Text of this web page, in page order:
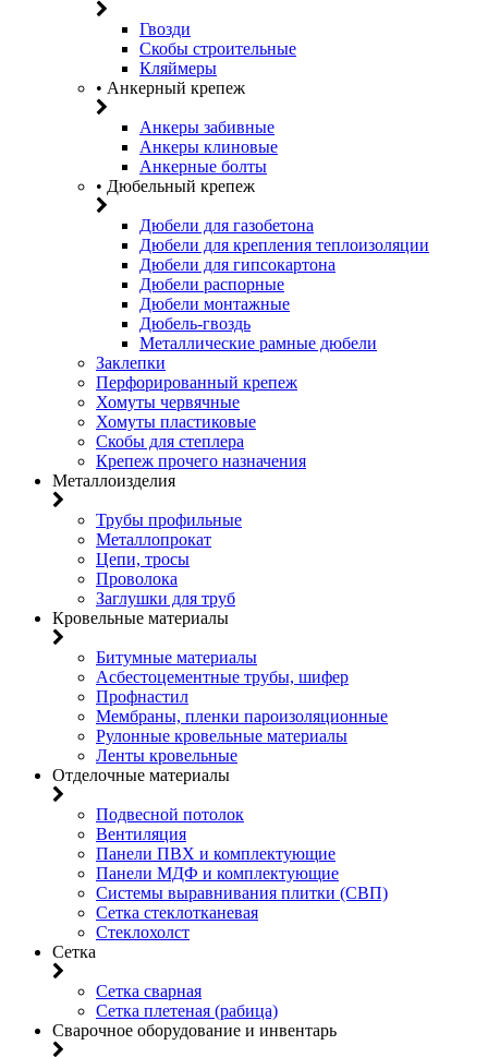
Гвозди
Скобы строительные
Кляймеры
• Анкерный крепеж
Анкеры забивные
Анкеры клиновые
Анкерные болты
• Дюбельный крепеж
Дюбели для газобетона
Дюбели для крепления теплоизоляции
Дюбели для гипсокартона
Дюбели распорные
Дюбели монтажные
Дюбель-гвоздь
Металлические рамные дюбели
Заклепки
Перфорированный крепеж
Хомуты червячные
Хомуты пластиковые
Скобы для степлера
Крепеж прочего назначения
Металлоизделия
Трубы профильные
Металлопрокат
Цепи, тросы
Проволока
Заглушки для труб
Кровельные материалы
Битумные материалы
Асбестоцементные трубы, шифер
Профнастил
Мембраны, пленки пароизоляционные
Рулонные кровельные материалы
Ленты кровельные
Отделочные материалы
Подвесной потолок
Вентиляция
Панели ПВХ и комплектующие
Панели МДФ и комплектующие
Системы выравнивания плитки (СВП)
Сетка стеклотканевая
Стеклохолст
Сетка
Сетка сварная
Сетка плетеная (рабица)
Сварочное оборудование и инвентарь